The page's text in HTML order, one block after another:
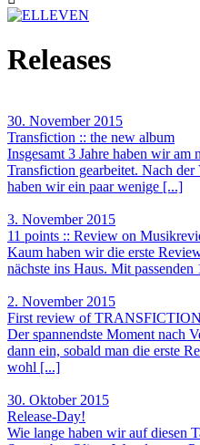
Releases
30. November 2015
Transfiction :: the new album
Insgesamt 3 Jahre haben wir am
Transfiction gearbeitet. Nach
haben wir ein paar wenige [...]
3. November 2015
11 points :: Review on
Kaum haben wir die erste
nächste ins Haus. Mit
2. November 2015
First review of
Der spannendste Moment nach
dann ein, sobald man die erste
wohl [...]
30. Oktober 2015
Release-Day!
Wie lange haben wir auf diesen